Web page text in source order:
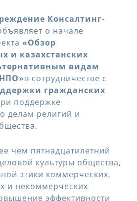
Консалтинг-
о начале
«Обзор
и казахстанских
видам
в сотрудничестве с
гражданских
поддержке
делам религий и
чем пятнадцатилетний
культуры общества,
этики коммерческих,
и некоммерческих
эффективности